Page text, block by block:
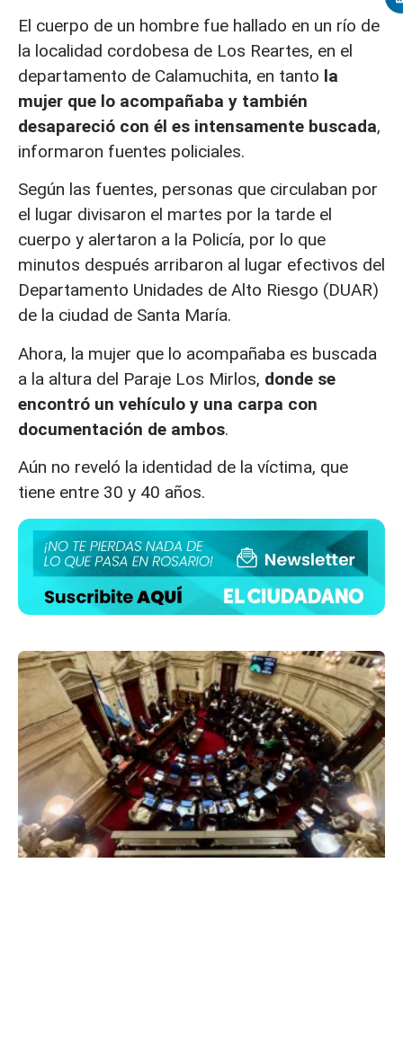
El cuerpo de un hombre fue hallado en un río de
la localidad cordobesa de Los Reartes, en el
departamento de Calamuchita, en tanto la
mujer que lo acompañaba y también
desapareció con él es intensamente buscada,
informaron fuentes policiales.
Según las fuentes, personas que circulaban por
el lugar divisaron el martes por la tarde el
cuerpo y alertaron a la Policía, por lo que
minutos después arribaron al lugar efectivos del
Departamento Unidades de Alto Riesgo (DUAR)
de la ciudad de Santa María.
Ahora, la mujer que lo acompañaba es buscada
a la altura del Paraje Los Mirlos, donde se
encontró un vehículo y una carpa con
documentación de ambos.
Aún no reveló la identidad de la víctima, que
tiene entre 30 y 40 años.